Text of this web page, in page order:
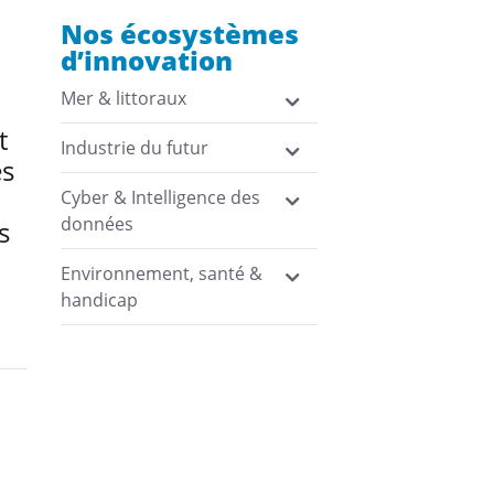
Nos écosystèmes
d’innovation
Mer & littoraux
Industrie du futur
Cyber & Intelligence des
données
Environnement, santé &
handicap